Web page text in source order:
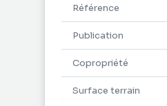
Référence
Publication
Copropriété
Surface terrain